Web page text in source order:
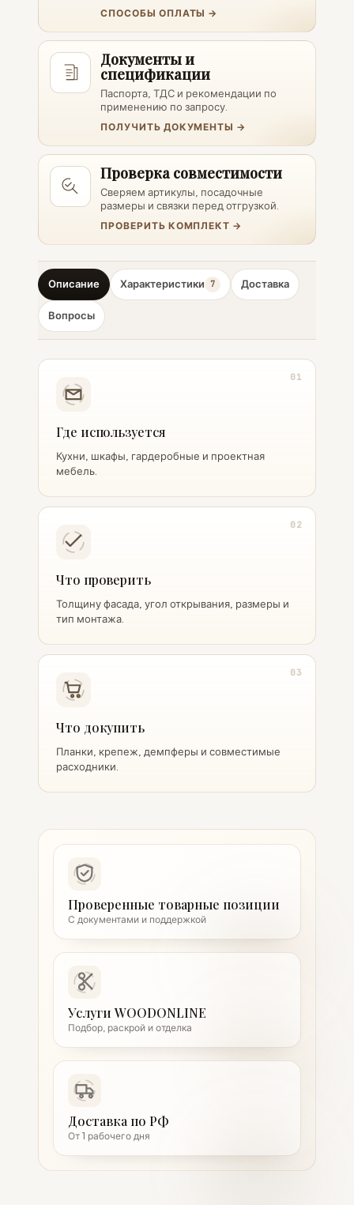
СПОСОБЫ ОПЛАТЫ →
Документы и
спецификации
Паспорта, ТДС и рекомендации по
применению по запросу.
ПОЛУЧИТЬ ДОКУМЕНТЫ →
Проверка совместимости
Сверяем артикулы, посадочные
размеры и связки перед отгрузкой.
ПРОВЕРИТЬ КОМПЛЕКТ →
Описание Характеристики 7 Доставка
Вопросы
01
Где используется
Кухни, шкафы, гардеробные и проектная
мебель.
02
Что проверить
Толщину фасада, угол открывания, размеры и
тип монтажа.
03
Что докупить
Планки, крепеж, демпферы и совместимые
расходники.
Проверенные товарные позиции
С документами и поддержкой
Услуги WOODONLINE
Подбор, раскрой и отделка
Доставка по РФ
От 1 рабочего дня